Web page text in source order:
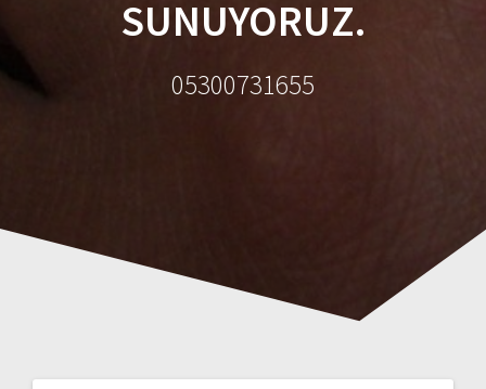
SUNUYORUZ.
05300731655